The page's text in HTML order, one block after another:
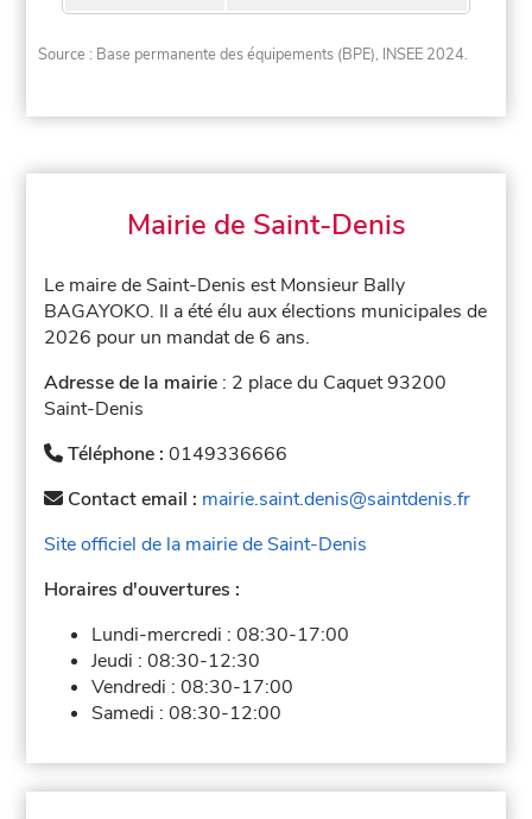
Source : Base permanente des équipements (BPE), INSEE 2024.
Mairie de Saint-Denis
Le maire de Saint-Denis est Monsieur Bally
BAGAYOKO. Il a été élu aux élections municipales de
2026 pour un mandat de 6 ans.
Adresse de la mairie : 2 place du Caquet 93200
Saint-Denis
Téléphone :0149336666
Contact email : mairie.saint.denis@saintdenis.fr
Site officiel de la mairie de Saint-Denis
Horaires d'ouvertures :
Lundi-mercredi :08:30-17:00
Jeudi :08:30-12:30
Vendredi :08:30-17:00
Samedi :08:30-12:00